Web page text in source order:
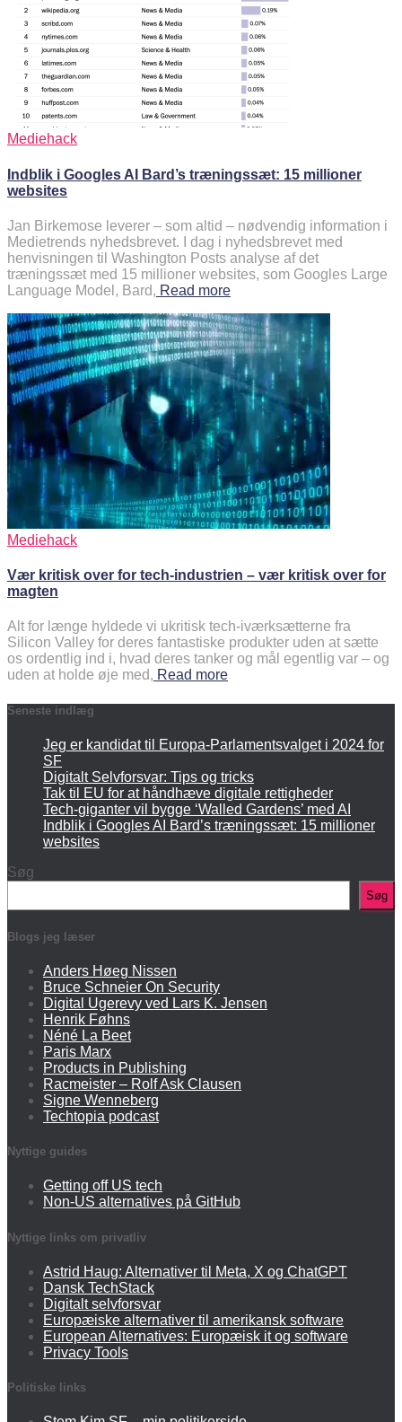
Mediehack
Indblik i Googles AI Bard’s træningssæt: 15 millioner
websites
Jan Birkemose leverer – som altid – nødvendig information i
Medietrends nyhedsbrevet. I dag i nyhedsbrevet med
henvisningen til Washington Posts analyse af det
træningssæt med 15 millioner websites, som Googles Large
Language Model, Bard, Read more
Mediehack
Vær kritisk over for tech-industrien – vær kritisk over for
magten
Alt for længe hyldede vi ukritisk tech-iværksætterne fra
Silicon Valley for deres fantastiske produkter uden at sætte
os ordentlig ind i, hvad deres tanker og mål egentlig var – og
uden at holde øje med, Read more
Seneste indlæg
Jeg er kandidat til Europa-Parlamentsvalget i 2024 for
SF
Digitalt Selvforsvar: Tips og tricks
Tak til EU for at håndhæve digitale rettigheder
Tech-giganter vil bygge ‘Walled Gardens’ med AI
Indblik i Googles AI Bard’s træningssæt: 15 millioner
websites
Søg
Søg
Blogs jeg læser
Anders Høeg Nissen
Bruce Schneier On Security
Digital Ugerevy ved Lars K. Jensen
Henrik Føhns
Néné La Beet
Paris Marx
Products in Publishing
Racmeister – Rolf Ask Clausen
Signe Wenneberg
Techtopia podcast
Nyttige guides
Getting off US tech
Non-US alternatives på GitHub
Nyttige links om privatliv
Astrid Haug: Alternativer til Meta, X og ChatGPT
Dansk TechStack
Digitalt selvforsvar
Europæiske alternativer til amerikansk software
European Alternatives: Europæisk it og software
Privacy Tools
Politiske links